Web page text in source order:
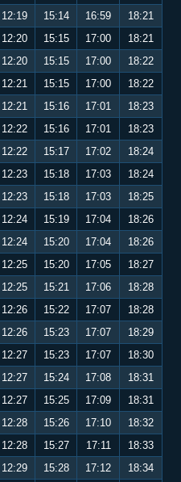
12:19 15:14 16:59
18:21
12:20 15:15 17:00
18:21
12:20 15:15 17:00
18:22
12:21 15:15 17:00
18:22
12:21 15:16 17:01
18:23
12:22 15:16 17:01
18:23
12:22 15:17 17:02
18:24
12:23 15:18 17:03
18:24
12:23 15:18 17:03
18:25
12:24 15:19 17:04
18:26
12:24 15:20 17:04
18:26
12:25 15:20 17:05
18:27
12:25 15:21 17:06
18:28
12:26 15:22 17:07
18:28
12:26 15:23 17:07
18:29
12:27 15:23 17:07
18:30
12:27 15:24 17:08
18:31
12:27 15:25 17:09
18:31
12:28 15:26 17:10
18:32
12:28 15:27 17:11
18:33
12:29 15:28 17:12
18:34